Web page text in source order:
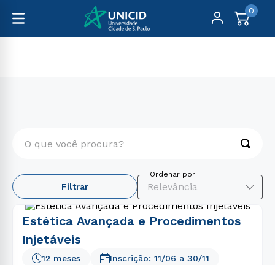
0
Filtrar Relevância
Estética Avançada e Procedimentos
Injetáveis
12 meses
Inscrição: 11/06 a 30/11
TERMOS MAIS BUSCADOS
educação física
2 º
enfermagem
4º
biomedicina